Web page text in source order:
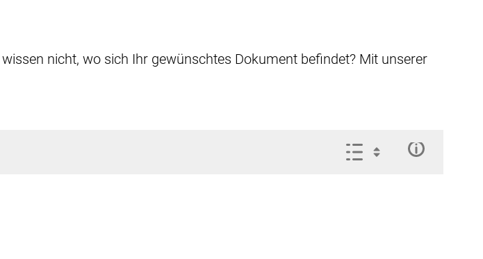
nicht, wo sich Ihr gewünschtes Dokument befindet? Mit unserer